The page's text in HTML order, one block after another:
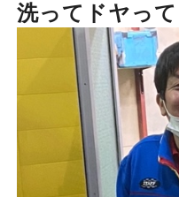
洗ってドヤっ